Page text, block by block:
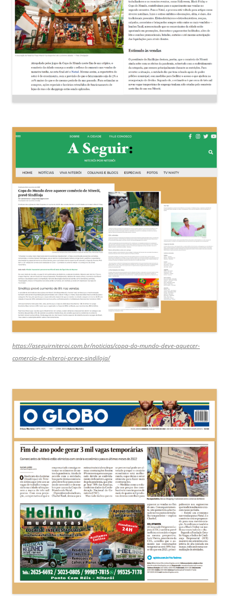
https://aseguirniteroi.com.br/noticias/copa-do-mundo-deve-aquecer-
comercio-de-niteroi-preve-sindiloja/